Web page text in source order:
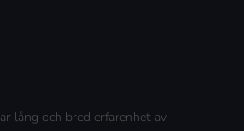
lång och bred erfarenhet av